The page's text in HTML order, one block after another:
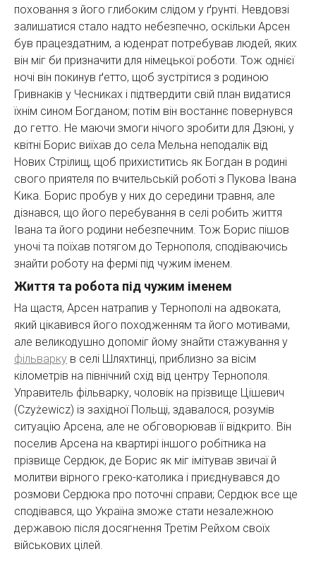
поховання з його глибоким слідом у ґрунті. Невдовзі
залишатися стало надто небезпечно, оскільки Арсен
був працездатним, а юденрат потребував людей, яких
він міг би призначити для німецької роботи. Тож однієї
ночі він покинув ґетто, щоб зустрітися з родиною
Гривнаків у Чесниках і підтвердити свій план видатися
їхнім сином Богданом; потім він востаннє повернувся
до гетто. Не маючи змоги нічого зробити для Дзюні, у
квітні Борис виїхав до села Мельна неподалік від
Нових Стрілищ, щоб прихиститись як Богдан в родині
свого приятеля по вчительській роботі з Пукова Івана
Кика. Борис пробув у них до середини травня, але
дізнався, що його перебування в селі робить життя
Івана та його родини небезпечним. Тож Борис пішов
уночі та поїхав потягом до Тернополя, сподіваючись
знайти роботу на фермі під чужим іменем.
Життя та робота під чужим іменем
На щастя, Арсен натрапив у Тернополі на адвоката,
який цікавився його походженням та його мотивами,
але великодушно допоміг йому знайти стажування у
фільварку в селі Шляхтинці, приблизно за вісім
кілометрів на північний схід від центру Тернополя.
Управитель фільварку, чоловік на прізвище Цішевич
(Czyżewicz) із західної Польщі, здавалося, розумів
ситуацію Арсена, але не обговорював її відкрито. Він
поселив Арсена на квартирі іншого робітника на
прізвище Сердюк, де Борис як міг імітував звичаї й
молитви вірного греко-католика і приєднувався до
розмови Сердюка про поточні справи; Сердюк все ще
сподівався, що Україна зможе стати незалежною
державою після досягнення Третім Рейхом своїх
військових цілей.